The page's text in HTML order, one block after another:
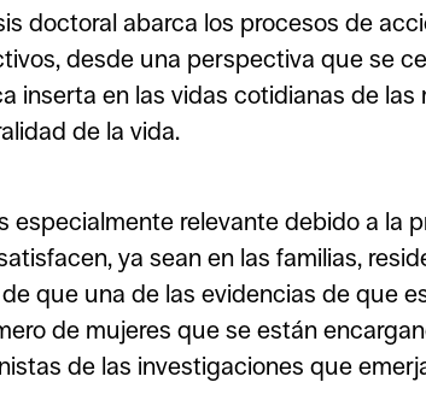
doctoral abarca los procesos de
desde una perspectiva que se
inserta en las vidas cotidianas de
de la vida.
especialmente relevante debido a la
ya sean en las familias,
que una de las evidencias de que
de mujeres que se están
de las investigaciones que